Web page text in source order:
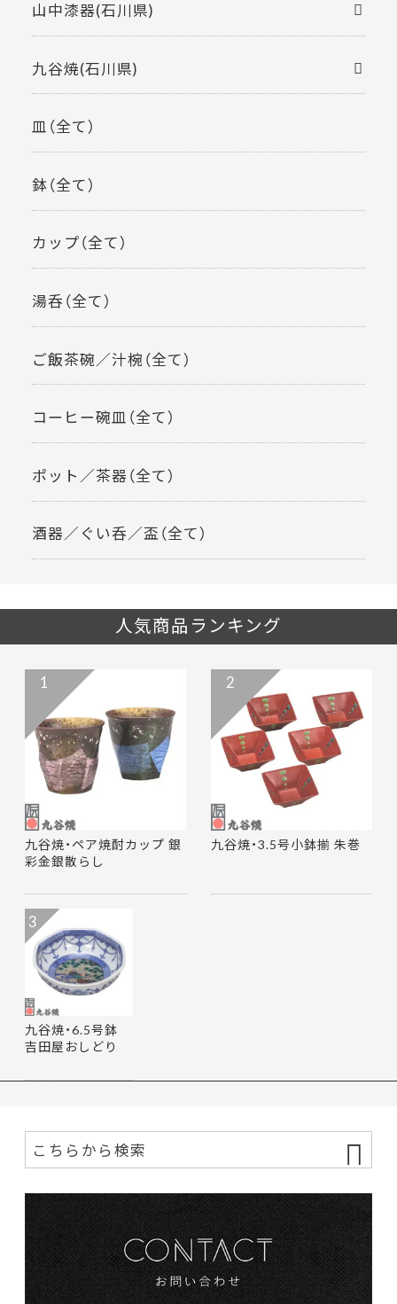
山中漆器(石川県)
九谷焼(石川県)
皿（全て）
鉢（全て）
カップ（全て）
湯呑（全て）
ご飯茶碗／汁椀（全て）
コーヒー碗皿（全て）
ポット／茶器（全て）
酒器／ぐい呑／盃（全て）
人気商品ランキング
九谷焼・ペア焼酎カップ 銀
彩金銀散らし
1
九谷焼・3.5号小鉢揃 朱巻
2
九谷焼・6.5号鉢
吉田屋おしどり
3